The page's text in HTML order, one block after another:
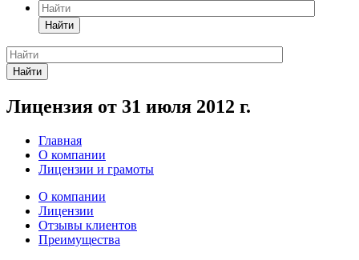
Найти
Найти
Лицензия от 31 июля 2012 г.
Главная
О компании
Лицензии и грамоты
О компании
Лицензии
Отзывы клиентов
Преимущества